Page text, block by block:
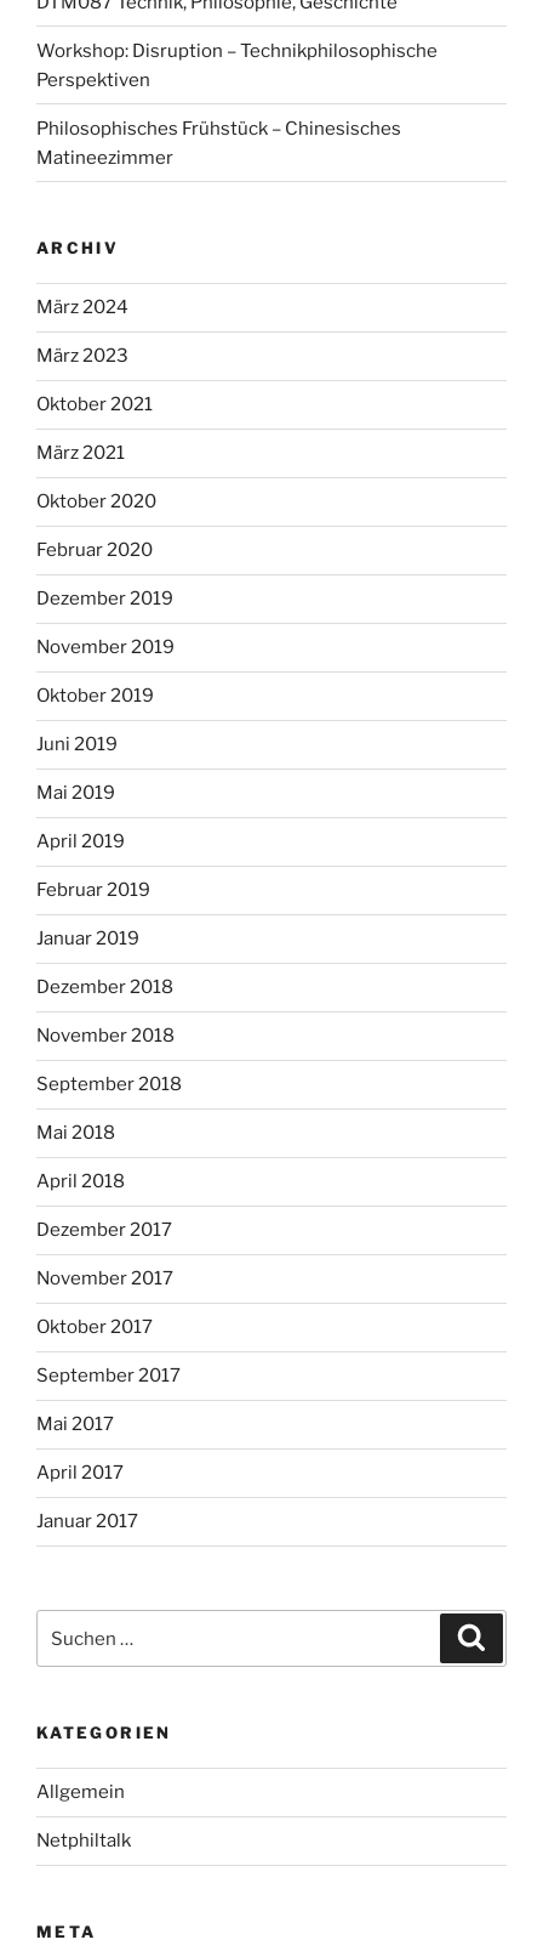
Workshop: Disruption – Technikphilosophische
Perspektiven
Philosophisches Frühstück – Chinesisches
Matineezimmer
ARCHIV
März 2024
März 2023
Oktober 2021
März 2021
Oktober 2020
Februar 2020
Dezember 2019
November 2019
Oktober 2019
Juni 2019
Mai 2019
April 2019
Februar 2019
Januar 2019
Dezember 2018
November 2018
September 2018
Mai 2018
April 2018
Dezember 2017
November 2017
Oktober 2017
September 2017
Mai 2017
April 2017
Januar 2017
nach:
KATEGORIEN
Allgemein
Netphiltalk
META